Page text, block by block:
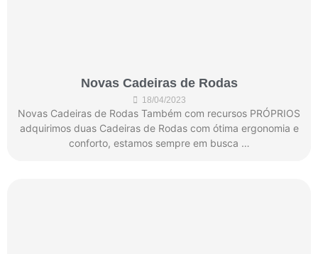
Novas Cadeiras de Rodas
18/04/2023
Novas Cadeiras de Rodas Também com recursos PRÓPRIOS
adquirimos duas Cadeiras de Rodas com ótima ergonomia e
conforto, estamos sempre em busca …